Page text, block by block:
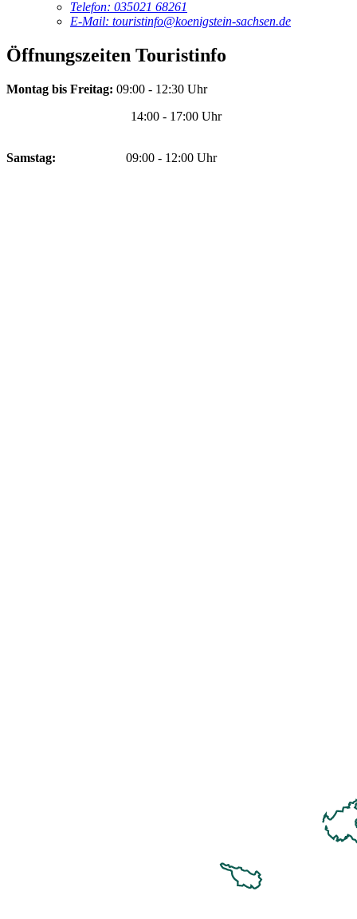
Telefon: 035021 68261
E-Mail: touristinfo@koenigstein-sachsen.de
Öffnungszeiten Touristinfo
Montag bis Freitag: 09:00 - 12:30 Uhr
14:00 - 17:00 Uhr
Samstag: 09:00 - 12:00 Uhr